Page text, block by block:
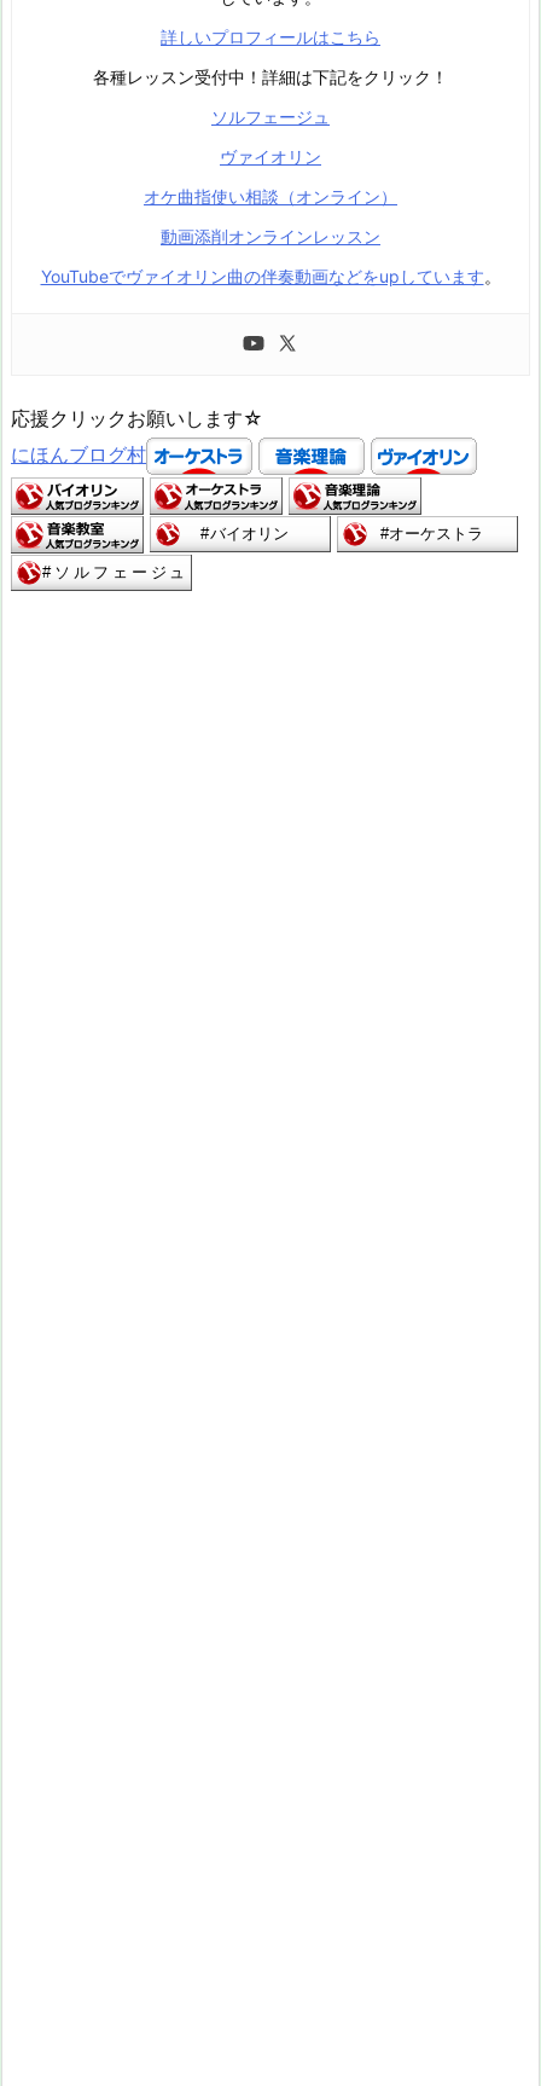
詳しいプロフィールはこちら
各種レッスン受付中！詳細は下記をクリック！
ソルフェージュ
ヴァイオリン
オケ曲指使い相談（オンライン）
動画添削オンラインレッスン
YouTubeでヴァイオリン曲の伴奏動画などをupしています。
応援クリックお願いします☆
にほんブログ村